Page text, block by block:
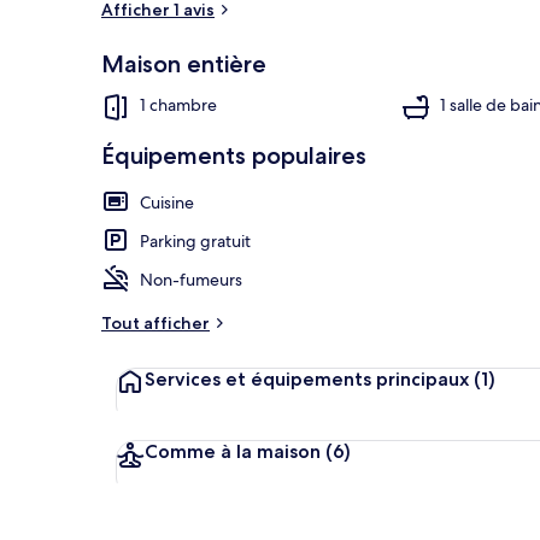
Cottage |
Afficher 1 avis
Maison entière
1 chambre 1 salle de
Équipements populaires
Cuisine
Parking gratuit
Non-fumeurs
Tout afficher
Services et équipements principaux (1)
Comme à la maison (6)